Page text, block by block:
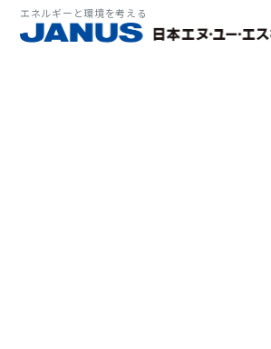
エネルギーと環境を考える